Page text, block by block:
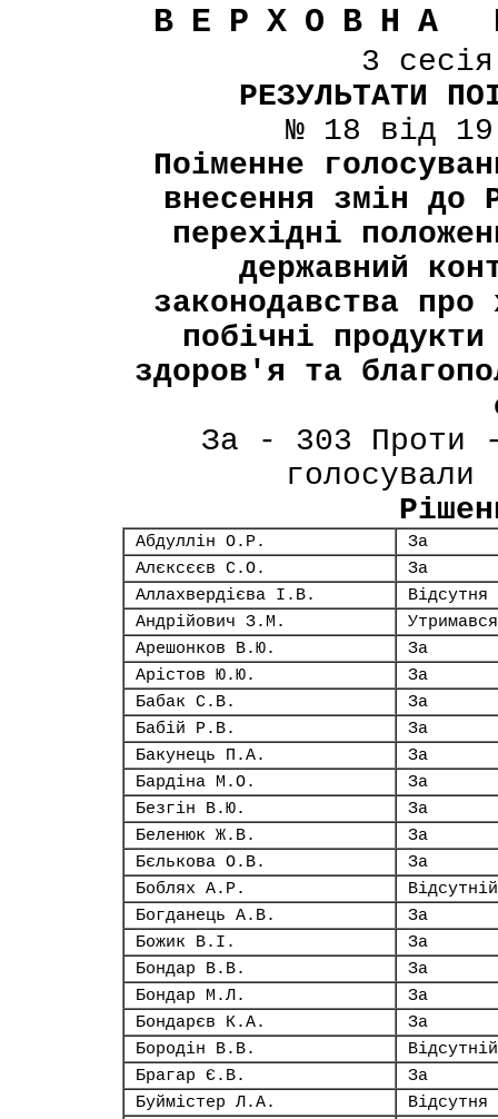
ВЕРХОВНА
3
РЕЗУЛЬТАТИ
№ 18 від
Поіменне
внесення змін до
перехідні
державний
законодавства
побічні
здоров'я та
За - 303 Проти
Абдуллін О.Р.
За
Алєксєєв С.О.
За
Аллахвердієва І.В.
Відсутня
Андрійович З.М.
Утримався
Арешонков В.Ю.
За
Арістов Ю.Ю.
За
Бабак С.В.
За
Бабій Р.В.
За
Бакунець П.А.
За
Бардіна М.О.
За
Безгін В.Ю.
За
Беленюк Ж.В.
За
Бєлькова О.В.
За
Боблях А.Р.
Відсутній
Богданець А.В.
За
Божик В.І.
За
Бондар В.В.
За
Бондар М.Л.
За
Бондарєв К.А.
За
Бородін В.В.
Відсутній
Брагар Є.В.
За
Буймістер Л.А.
Відсутня